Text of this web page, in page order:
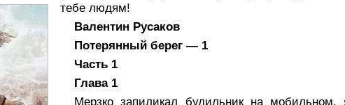
тебе людям!
Валентин Русаков
Потерянный берег — 1
Часть 1
Глава 1
Мерзко запиликал будильник на